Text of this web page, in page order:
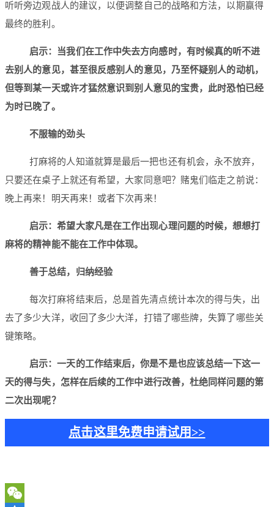
听听旁边观战人的建议，以便调整自己的战略和方法，以期赢得
最终的胜利。
启示：当我们在工作中失去方向感时，有时候真的听不进
去别人的意见，甚至很反感别人的意见，乃至怀疑别人的动机，
但等到某一天或许才猛然意识到别人意见的宝贵，此时恐怕已经
为时已晚了。
不服输的劲头
打麻将的人知道就算是最后一把也还有机会，永不放弃，
只要还在桌子上就还有希望，大家同意吧？赌鬼们临走之前说：
晚上再来！明天再来！或者下次再来！
启示：希望大家凡是在工作出现心理问题的时候，想想打
麻将的精神能不能在工作中体现。
善于总结，归纳经验
每次打麻将结束后，总是首先清点统计本次的得与失，出
去了多少大洋，收回了多少大洋，打错了哪些牌，失算了哪些关
键策略。
启示：一天的工作结束后，你是不是也应该总结一下这一
天的得与失，怎样在后续的工作中进行改善，杜绝同样问题的第
二次出现呢？
点击这里免费申请试用>>